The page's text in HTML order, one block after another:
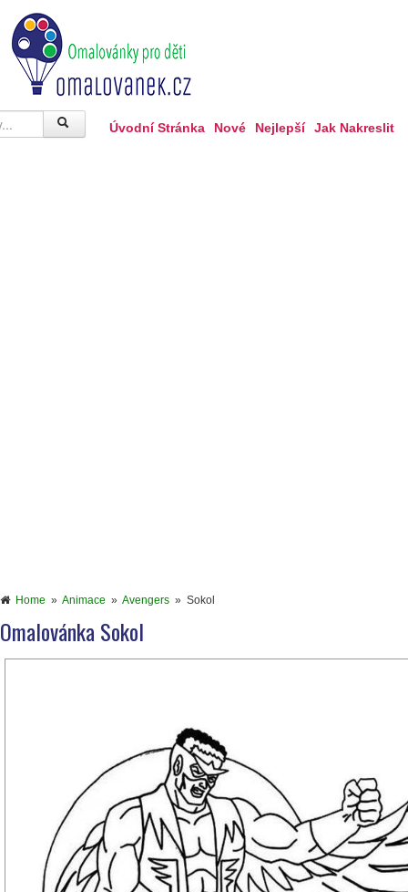
Úvodní Stránka Nové Nejlepší Jak Nakreslit
Home » Animace » Avengers » Sokol
Omalovánka Sokol